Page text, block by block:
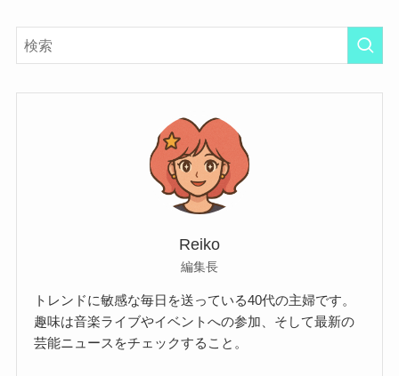
Reiko
編集長
トレンドに敏感な毎日を送っている40代の主婦です。
趣味は音楽ライブやイベントへの参加、そして最新の
芸能ニュースをチェックすること。